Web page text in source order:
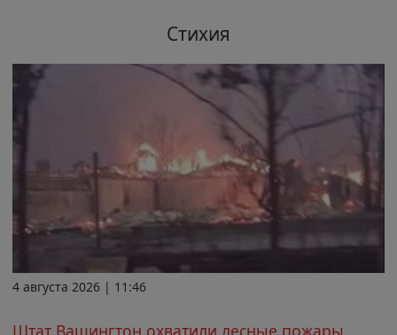
Стихия
4 августа 2026 | 11:46
Штат Вашингтон охватили лесные пожары